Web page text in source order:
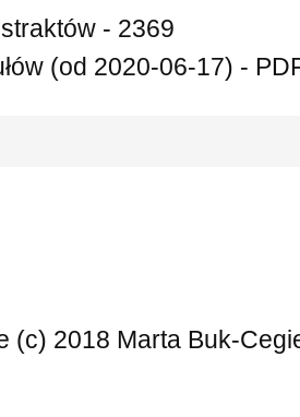
- 2369
(od 2020-06-17) -
(c) 2018 Marta Buk-